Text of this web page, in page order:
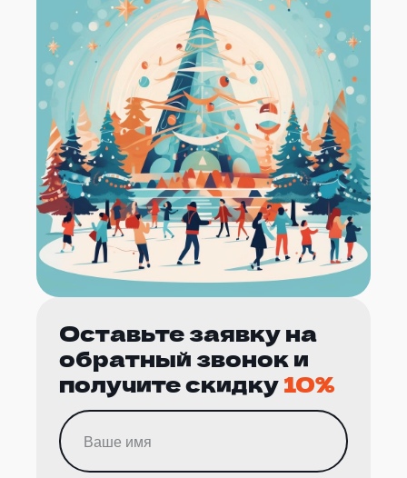
Оставьте заявку на
обратный звонок и
получите скидку10%